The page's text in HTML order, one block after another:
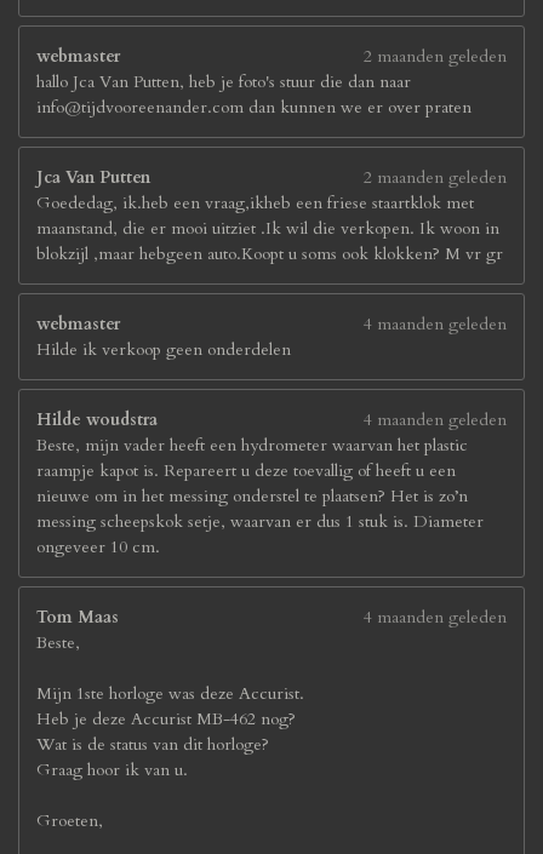
webmaster
2 maanden geleden
hallo Jca Van Putten, heb je foto's stuur die dan naar
info@tijdvooreenander.com dan kunnen we er over praten
Jca Van Putten
2 maanden geleden
Goededag, ik.heb een vraag,ikheb een friese staartklok met
maanstand, die er mooi uitziet .Ik wil die verkopen. Ik woon in
blokzijl ,maar hebgeen auto.Koopt u soms ook klokken? M vr gr
webmaster
4 maanden geleden
Hilde ik verkoop geen onderdelen
Hilde woudstra
4 maanden geleden
Beste, mijn vader heeft een hydrometer waarvan het plastic
raampje kapot is. Repareert u deze toevallig of heeft u een
nieuwe om in het messing onderstel te plaatsen? Het is zo’n
messing scheepskok setje, waarvan er dus 1 stuk is. Diameter
ongeveer 10 cm.
Tom Maas
4 maanden geleden
Beste,
Mijn 1ste horloge was deze Accurist.
Heb je deze Accurist MB-462 nog?
Wat is de status van dit horloge?
Graag hoor ik van u.
Groeten,